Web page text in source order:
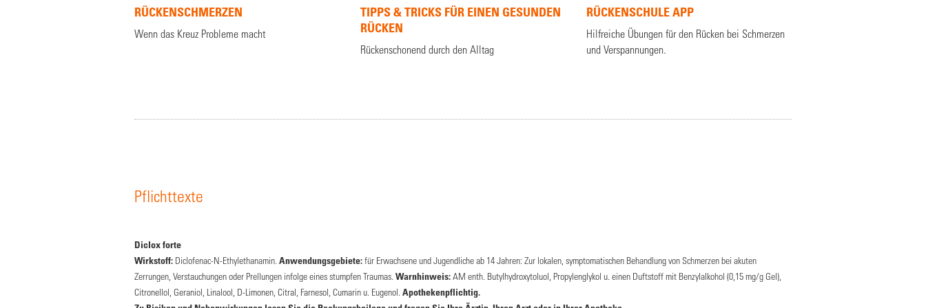
RÜCKENSCHMERZEN
Wenn das Kreuz Probleme macht
TIPPS & TRICKS FÜR EINEN GESUNDEN
RÜCKEN
Rückenschonend durch den Alltag
RÜCKENSCHULE APP
Hilfreiche Übungen für den Rücken bei Schmerzen
und Verspannungen.
Pflichttexte
Diclox forte
Wirkstoff: Diclofenac-N-Ethylethanamin. Anwendungsgebiete:für Erwachsene und Jugendliche ab 14 Jahren: Zur lokalen, symptomatischen Behandlung von Schmerzen bei akuten
Zerrungen, Verstauchungen oder Prellungen infolge eines stumpfen Traumas. Warnhinweis:AM enth. Butylhydroxytoluol, Propylenglykol u. einen Duftstoff mit Benzylalkohol (0,15 mg/g Gel),
Citronellol, Geraniol, Linalool, D-Limonen, Citral, Farnesol, Cumarin u. Eugenol. Apothekenpflichtig.